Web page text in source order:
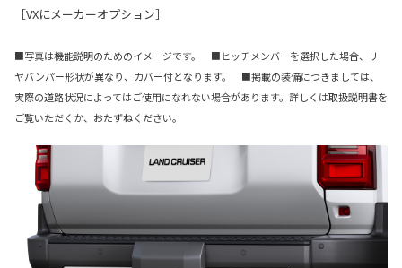
［VXにメーカーオプション］
■写真は機能説明のためのイメージです。 ■ヒッチメンバーを選択した場合、リ
ヤバンパー形状が異なり、カバー付となります。 ■掲載の装備につきましては、
実際の道路状況によってはご使用になれない場合があります。詳しくは取扱説明書を
ご覧いただくか、おたずねください。